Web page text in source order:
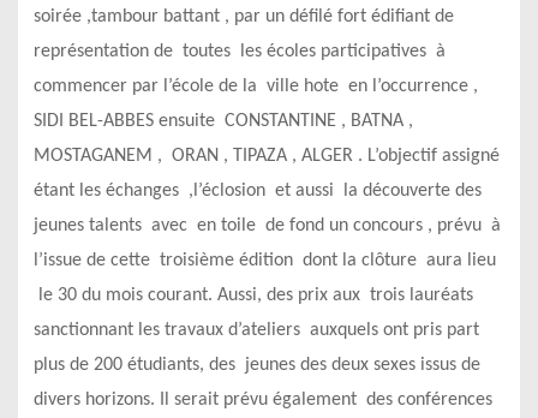
soirée ,tambour battant , par un défilé fort édifiant de
représentation de toutes les écoles participatives à
commencer par l’école de la ville hote en l’occurrence ,
SIDI BEL-ABBES ensuite CONSTANTINE , BATNA ,
MOSTAGANEM , ORAN , TIPAZA , ALGER . L’objectif assigné
étant les échanges ,l’éclosion et aussi la découverte des
jeunes talents avec en toile de fond un concours , prévu à
l’issue de cette troisième édition dont la clôture aura lieu
le 30 du mois courant. Aussi, des prix aux trois lauréats
sanctionnant les travaux d’ateliers auxquels ont pris part
plus de 200 étudiants, des jeunes des deux sexes issus de
divers horizons. Il serait prévu également des conférences